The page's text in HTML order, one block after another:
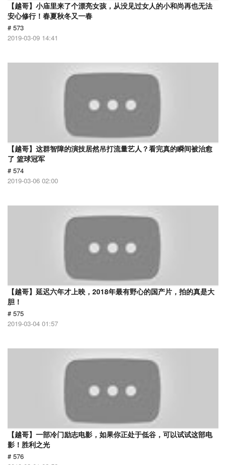
【越哥】小庙里来了个漂亮女孩，从没见过女人的小和尚再也无法
安心修行！春夏秋冬又一春
# 573
2019-03-09 14:41
【越哥】这群智障的演技居然吊打流量艺人？看完真的瞬间被治愈
了 篮球冠军
# 574
2019-03-06 02:00
【越哥】延迟六年才上映，2018年最有野心的国产片，拍的真是大
胆！
# 575
2019-03-04 01:57
【越哥】一部冷门励志电影，如果你正处于低谷，可以试试这部电
影！胜利之光
# 576